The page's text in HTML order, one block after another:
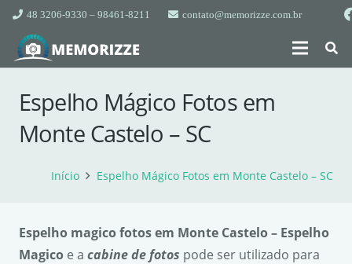
48 3206-9330 – 98461-8211 contato@memorizze.com.br
Espelho Mágico Fotos em
Monte Castelo – SC
Início Espelho Mágico Fotos em Monte Castelo – SC
Espelho magico fotos em Monte Castelo – Espelho
Magico e a cabine de fotos pode ser utilizado para